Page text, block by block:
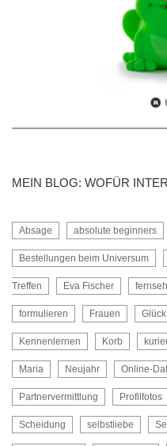
MEIN BLOG: WOFÜR
Absage absolute beginners
Bestellungen beim Universum
Treffen Eva Fischer
formulieren Frauen Glück
Kennenlernen Korb
Maria Neujahr Online-
Partnervermittlung Profilfotos
Scheidung selbstliebe